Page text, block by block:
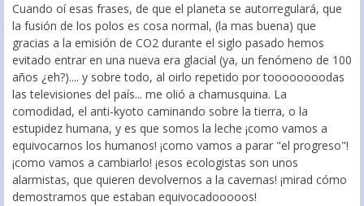
Cuando oí esas frases, de que el planeta se autorregulará, que
la fusión de los polos es cosa normal, (la mas buena) que
gracias a la emisión de CO2 durante el siglo pasado hemos
evitado entrar en una nueva era glacial (ya, un fenómeno de 100
años ¿eh?).... y sobre todo, al oirlo repetido por toooooooodas
las televisiones del país... me olió a chamusquina. La
comodidad, el anti-kyoto caminando sobre la tierra, o la
estupidez humana, y es que somos la leche ¡como vamos a
equivocarnos los humanos! ¡como vamos a parar "el progreso"!
¡como vamos a cambiarlo! ¡esos ecologistas son unos
alarmistas, que quieren devolvernos a la cavernas! ¡mirad cómo
demostramos que estaban equivocadooooos!